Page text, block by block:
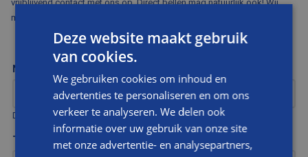
vrijblijvend contact met ons op. Direct bellen mag natuurlijk ook! Wij
maken graag kennis via telefoonnummer
NAAM
Dit is een verplicht veld
TELEFOONNUMMER
Deze website maakt gebruik
van cookies.
We gebruiken cookies om inhoud en
advertenties te personaliseren en om ons
verkeer te analyseren. We delen ook
informatie over uw gebruik van onze site
met onze advertentie- en analysepartners,